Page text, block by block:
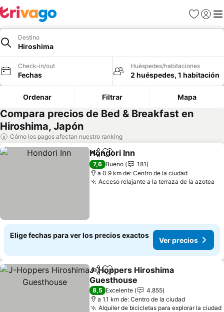
Favoritos
Iniciar
Destino
Hiroshima
Check-in/out
Fechas
Huéspedes/habitaciones
2 huéspedes, 1 habitación
Ordenar Filtrar Mapa
Compara precios de Bed & Breakfast en
Hiroshima, Japón
Cómo los pagos afectan nuestro ranking
CompartirAgregar a favoritos
Hondori Inn
7,6 Bueno
181
a 0.9 km de: Centro de la ciudad
Acceso relajante a la terraza de la azotea
Elige fechas para ver los precios exactos
Ver precios
CompartirAgregar a favoritos
J-Hoppers Hiroshima
Guesthouse
Ver precios
8,5 Excelente
4.855
a 1.1 km de: Centro de la ciudad
Alquiler de bicicletas para explorar la ciudad